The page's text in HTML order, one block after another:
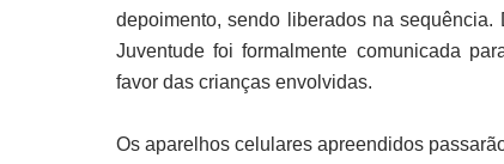
depoimento, sendo liberados na
Juventude foi formalmente comunicada
favor das crianças envolvidas.
Os aparelhos celulares apreendidos